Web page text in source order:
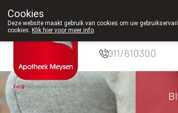
Apotheek
011/610300
Cookies
Deze website maakt gebruik van cookies om uw
cookies. Klik hier voor meer info.